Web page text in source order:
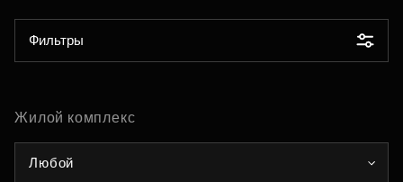
Фильтры
Жилой комплекс
Любой